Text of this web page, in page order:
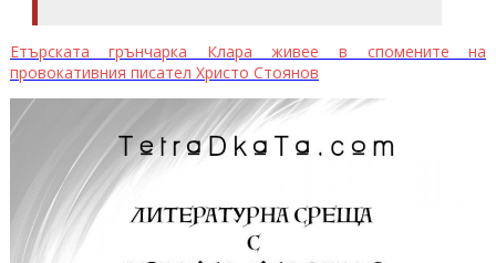
Етърската грънчарка Клара живее в спомените на
провокативния писател Христо Стоянов